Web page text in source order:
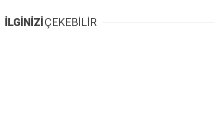
İLGİNİZİÇEKEBİLİR